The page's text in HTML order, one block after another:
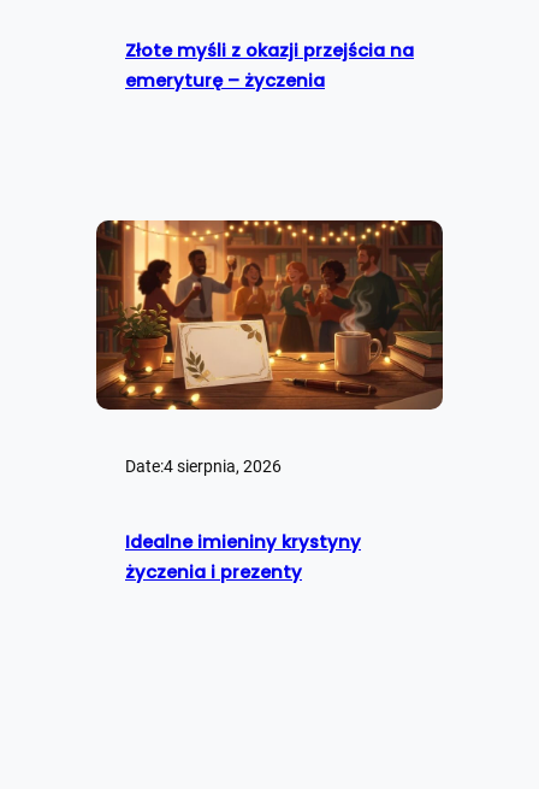
Złote myśli z okazji przejścia na
emeryturę – życzenia
Date:4 sierpnia, 2026
Idealne imieniny krystyny
życzenia i prezenty